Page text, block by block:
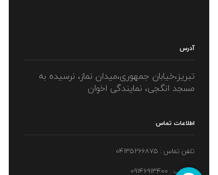
برای
تمیز
آدرس
تبریز،خیابان جمهوری،میدان نماز، نرسیده به
مسجد انگجی، نمایندگی اخوان
اطلاعات تماس
تلفن تماس : ۰۴۱۳۵۲۶۶۸۷۵
واتساپ : ۰۹۱۴۶۹۱۳۴۰۰